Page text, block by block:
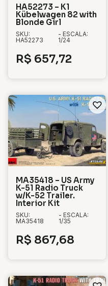
HA52273 – K1
Kübelwagen 82 with
Blonde Girl
SKU:
HA52273
- ESCALA:
1/24
R$ 657,72
MA35418 – US Army
K-51 Radio Truck
w/K-52 Trailer.
Interior Kit
SKU:
MA35418
- ESCALA:
1/35
R$ 867,68